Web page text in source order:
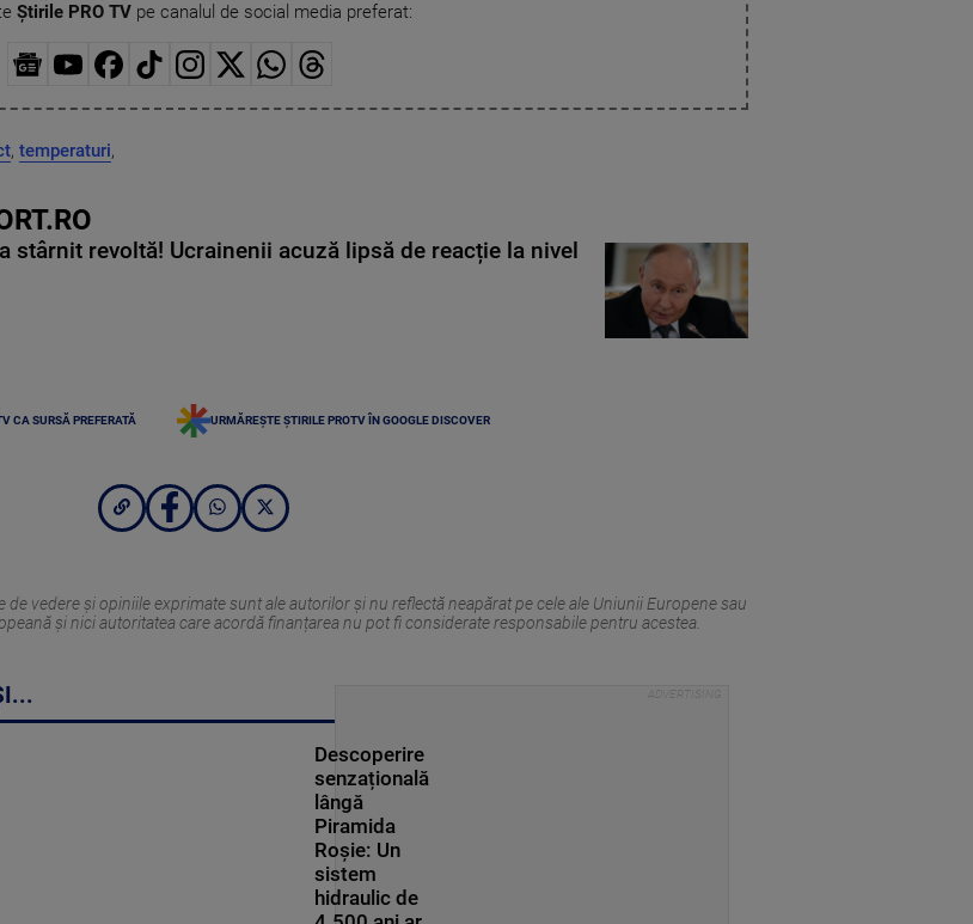
Știrile PRO TVpe canalul de social media preferat:
, temperaturi,
stârnit revoltă! Ucrainenii acuză lipsă de reacție la nivel
CA SURSĂ PREFERATĂ URMĂREȘTE ȘTIRILE PROTV ÎN GOOGLE DISCOVER
de vedere și opiniile exprimate sunt ale autorilor și nu reflectă neapărat pe cele ale Uniunii Europene sau
și nici autoritatea care acordă finanțarea nu pot fi considerate responsabile pentru acestea.
Descoperire
senzațională
lângă
Piramida
Roșie: Un
sistem
hidraulic de